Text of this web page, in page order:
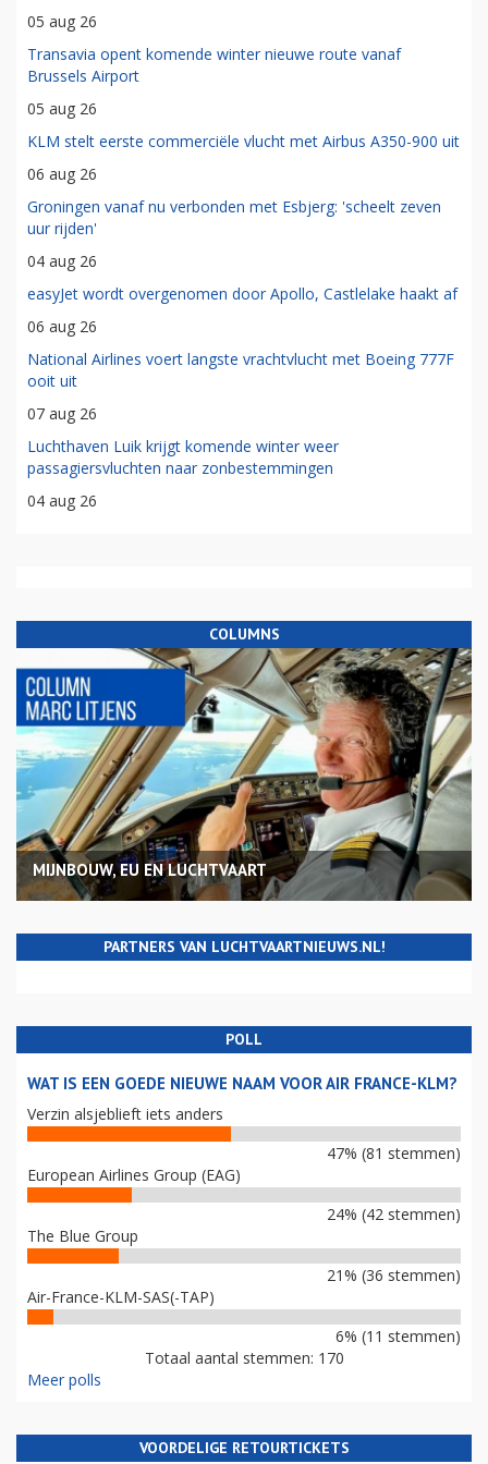
05 aug 26
Transavia opent komende winter nieuwe route vanaf
Brussels Airport
05 aug 26
KLM stelt eerste commerciële vlucht met Airbus A350-900 uit
06 aug 26
Groningen vanaf nu verbonden met Esbjerg: 'scheelt zeven
uur rijden'
04 aug 26
easyJet wordt overgenomen door Apollo, Castlelake haakt af
06 aug 26
National Airlines voert langste vrachtvlucht met Boeing 777F
ooit uit
07 aug 26
Luchthaven Luik krijgt komende winter weer
passagiersvluchten naar zonbestemmingen
04 aug 26
COLUMNS
MIJNBOUW, EU EN LUCHTVAART
PARTNERS VAN LUCHTVAARTNIEUWS.NL!
POLL
WAT IS EEN GOEDE NIEUWE NAAM VOOR AIR FRANCE-KLM?
Verzin alsjeblieft iets anders
47% (81 stemmen)
European Airlines Group (EAG)
24% (42 stemmen)
The Blue Group
21% (36 stemmen)
Air-France-KLM-SAS(-TAP)
6% (11 stemmen)
Totaal aantal stemmen: 170
Meer polls
VOORDELIGE RETOURTICKETS